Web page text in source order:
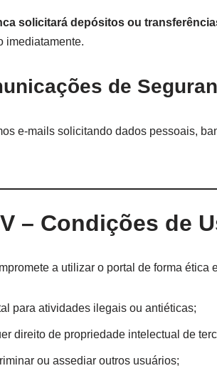
solicitará depósitos ou
imediatamente.
de
e-mails solicitando dados pessoais,
– Condições de
a utilizar o portal de forma
para atividades ilegais ou antiéticas;
direito de propriedade intelectual de
ou assediar outros usuários;